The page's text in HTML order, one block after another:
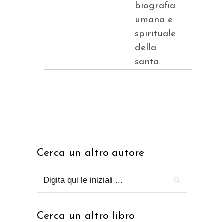
biografia
umana e
spirituale
della
santa.
Cerca un altro autore
Cerca un altro libro